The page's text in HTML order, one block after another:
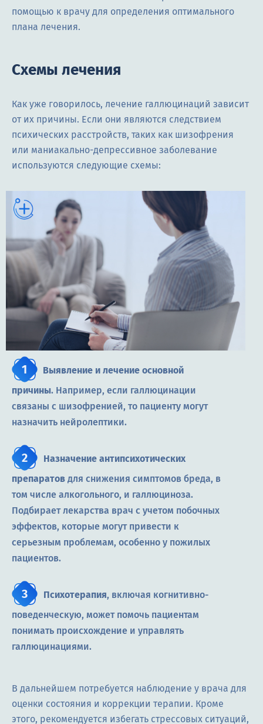
помощью к врачу для определения оптимального
плана лечения.
Схемы лечения
Как уже говорилось, лечение галлюцинаций зависит
от их причины. Если они являются следствием
психических расстройств, таких как шизофрения
или маниакально-депрессивное заболевание
используются следующие схемы:
Выявление и лечение основной
причины. Например, если галлюцинации
связаны с шизофренией, то пациенту могут
назначить нейролептики.
Назначение антипсихотических
препаратов для снижения симптомов бреда, в
том числе алкогольного, и галлюциноза.
Подбирает лекарства врач с учетом побочных
эффектов, которые могут привести к
серьезным проблемам, особенно у пожилых
пациентов.
Психотерапия, включая когнитивно-
поведенческую, может помочь пациентам
понимать происхождение и управлять
галлюцинациями.
В дальнейшем потребуется наблюдение у врача для
оценки состояния и коррекции терапии. Кроме
этого, рекомендуется избегать стрессовых ситуаций,